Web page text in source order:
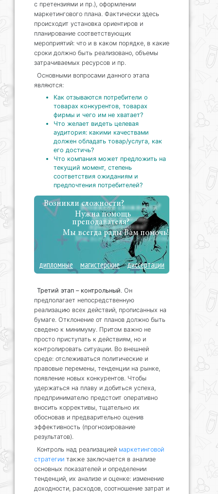
с претензиями и пр.), оформлении
маркетингового плана. Фактически здесь
происходит установка ориентиров и
планирование соответствующих
мероприятий: что и в каком порядке, в какие
сроки должно быть реализовано, объемы
затрачиваемых ресурсов и пр.
Основными вопросами данного этапа
являются:
Как отзываются потребители о
товарах конкурентов, товарах
фирмы и чего им не хватает?
Что желает видеть целевая
аудитория: какими качествами
должен обладать товар/услуга, как
его достичь?
Что компания может предложить на
текущий момент, степень
соответствия ожиданиям и
предпочтения потребителей?
Возникли сложности?
Нужна помощь
преподавателя?
Мы всегда рады Вам помочь!
дипломные магистерские диссертации
Третий этап – контрольный. Он
предполагает непосредственную
реализацию всех действий, прописанных на
бумаге. Отклонение от планов должно быть
сведено к минимуму. Притом важно не
просто приступать к действиям, но и
контролировать ситуации. Во внешней
среде: отслеживаться политические и
правовые перемены, тенденции на рынке,
появление новых конкурентов. Чтобы
удержаться на плаву и добиться успеха,
предпринимателю предстоит оперативно
вносить коррективы, тщательно их
обосновав и предварительно оценив
эффективность (прогнозирование
результатов).
Контроль над реализацией маркетинговой
стратегии также заключается в анализе
основных показателей и определении
тенденций, их анализе и оценке: изменение
доходности, расходов, соотношение затрат и